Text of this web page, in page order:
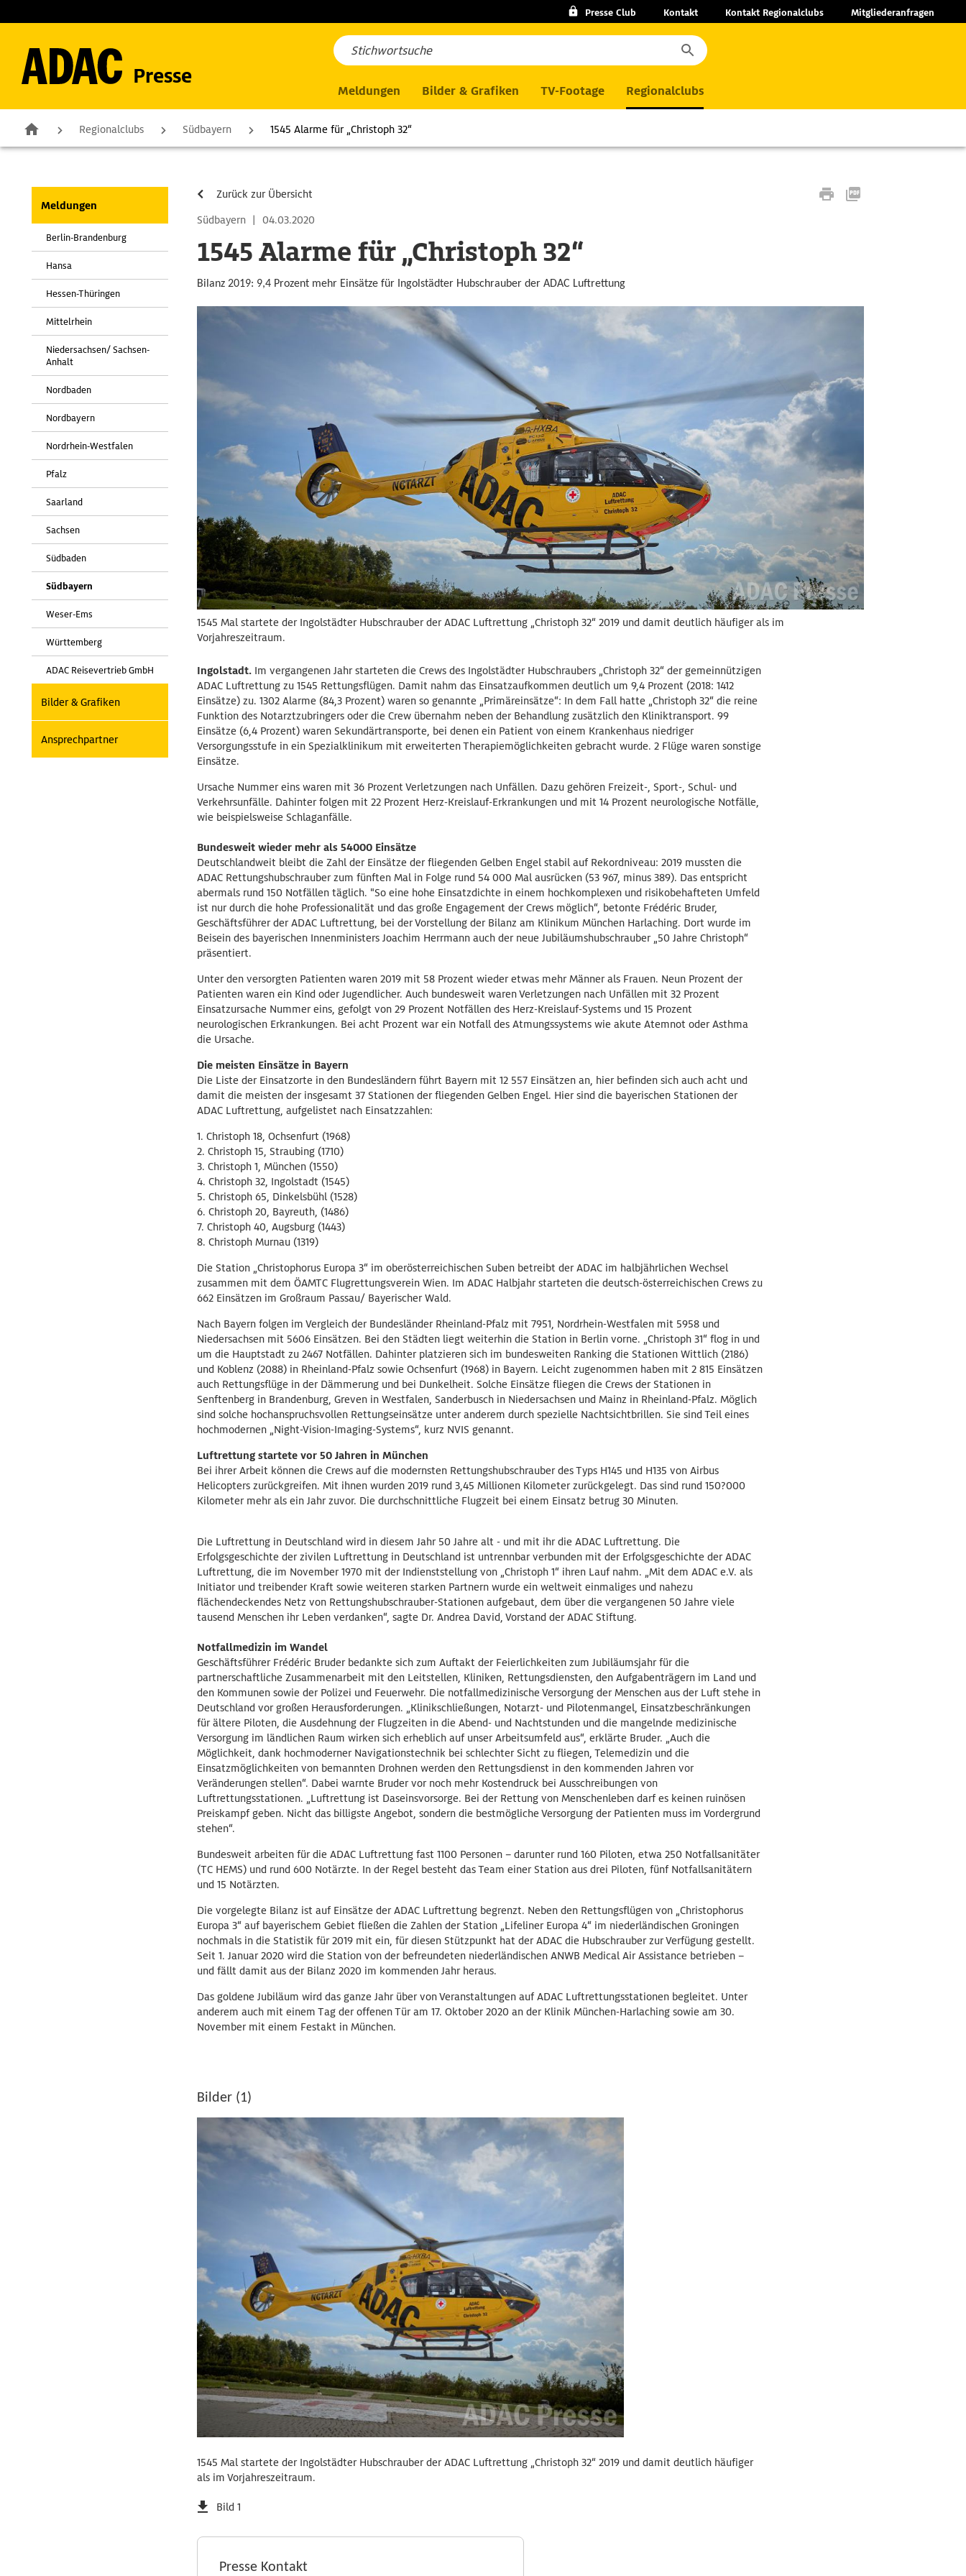
Presse Club Kontakt Kontakt Regionalclubs Mitgliederanfragen
Presse
Meldungen Bilder & Grafiken TV-Footage Regionalclubs
Regionalclubs Südbayern 1545 Alarme für „Christoph 32“
Meldungen
Berlin-Brandenburg
Hansa
Hessen-Thüringen
Mittelrhein
Niedersachsen/ Sachsen-
Anhalt
Nordbaden
Nordbayern
Nordrhein-Westfalen
Pfalz
Saarland
Sachsen
Südbaden
Südbayern
Weser-Ems
Württemberg
ADAC Reisevertrieb GmbH
Bilder & Grafiken
Ansprechpartner
Zurück zur Übersicht
Südbayern | 04.03.2020
1545 Alarme für „Christoph 32“
Bilanz 2019: 9,4 Prozent mehr Einsätze für Ingolstädter Hubschrauber der ADAC Luftrettung
1545 Mal startete der Ingolstädter Hubschrauber der ADAC Luftrettung „Christoph 32“ 2019 und damit deutlich häufiger als im
Vorjahreszeitraum.
Ingolstadt. Im vergangenen Jahr starteten die Crews des Ingolstädter Hubschraubers „Christoph 32“ der gemeinnützigen
ADAC Luftrettung zu 1545 Rettungsflügen. Damit nahm das Einsatzaufkommen deutlich um 9,4 Prozent (2018: 1412
Einsätze) zu. 1302 Alarme (84,3 Prozent) waren so genannte „Primäreinsätze“: In dem Fall hatte „Christoph 32“ die reine
Funktion des Notarztzubringers oder die Crew übernahm neben der Behandlung zusätzlich den Kliniktransport. 99
Einsätze (6,4 Prozent) waren Sekundärtransporte, bei denen ein Patient von einem Krankenhaus niedriger
Versorgungsstufe in ein Spezialklinikum mit erweiterten Therapiemöglichkeiten gebracht wurde. 2 Flüge waren sonstige
Einsätze.
Ursache Nummer eins waren mit 36 Prozent Verletzungen nach Unfällen. Dazu gehören Freizeit-, Sport-, Schul- und
Verkehrsunfälle. Dahinter folgen mit 22 Prozent Herz-Kreislauf-Erkrankungen und mit 14 Prozent neurologische Notfälle,
wie beispielsweise Schlaganfälle.
Bundesweit wieder mehr als 54000 Einsätze
Deutschlandweit bleibt die Zahl der Einsätze der fliegenden Gelben Engel stabil auf Rekordniveau: 2019 mussten die
ADAC Rettungshubschrauber zum fünften Mal in Folge rund 54 000 Mal ausrücken (53 967, minus 389). Das entspricht
abermals rund 150 Notfällen täglich. "So eine hohe Einsatzdichte in einem hochkomplexen und risikobehafteten Umfeld
ist nur durch die hohe Professionalität und das große Engagement der Crews möglich“, betonte Frédéric Bruder,
Geschäftsführer der ADAC Luftrettung, bei der Vorstellung der Bilanz am Klinikum München Harlaching. Dort wurde im
Beisein des bayerischen Innenministers Joachim Herrmann auch der neue Jubiläumshubschrauber „50 Jahre Christoph“
präsentiert.
Unter den versorgten Patienten waren 2019 mit 58 Prozent wieder etwas mehr Männer als Frauen. Neun Prozent der
Patienten waren ein Kind oder Jugendlicher. Auch bundesweit waren Verletzungen nach Unfällen mit 32 Prozent
Einsatzursache Nummer eins, gefolgt von 29 Prozent Notfällen des Herz-Kreislauf-Systems und 15 Prozent
neurologischen Erkrankungen. Bei acht Prozent war ein Notfall des Atmungssystems wie akute Atemnot oder Asthma
die Ursache.
Die meisten Einsätze in Bayern
Die Liste der Einsatzorte in den Bundesländern führt Bayern mit 12 557 Einsätzen an, hier befinden sich auch acht und
damit die meisten der insgesamt 37 Stationen der fliegenden Gelben Engel. Hier sind die bayerischen Stationen der
ADAC Luftrettung, aufgelistet nach Einsatzzahlen:
1. Christoph 18, Ochsenfurt (1968)
2. Christoph 15, Straubing (1710)
3. Christoph 1, München (1550)
4. Christoph 32, Ingolstadt (1545)
5. Christoph 65, Dinkelsbühl (1528)
6. Christoph 20, Bayreuth, (1486)
7. Christoph 40, Augsburg (1443)
8. Christoph Murnau (1319)
Die Station „Christophorus Europa 3“ im oberösterreichischen Suben betreibt der ADAC im halbjährlichen Wechsel
zusammen mit dem ÖAMTC Flugrettungsverein Wien. Im ADAC Halbjahr starteten die deutsch-österreichischen Crews zu
662 Einsätzen im Großraum Passau/ Bayerischer Wald.
Nach Bayern folgen im Vergleich der Bundesländer Rheinland-Pfalz mit 7951, Nordrhein-Westfalen mit 5958 und
Niedersachsen mit 5606 Einsätzen. Bei den Städten liegt weiterhin die Station in Berlin vorne. „Christoph 31“ flog in und
um die Hauptstadt zu 2467 Notfällen. Dahinter platzieren sich im bundesweiten Ranking die Stationen Wittlich (2186)
und Koblenz (2088) in Rheinland-Pfalz sowie Ochsenfurt (1968) in Bayern. Leicht zugenommen haben mit 2 815 Einsätzen
auch Rettungsflüge in der Dämmerung und bei Dunkelheit. Solche Einsätze fliegen die Crews der Stationen in
Senftenberg in Brandenburg, Greven in Westfalen, Sanderbusch in Niedersachsen und Mainz in Rheinland-Pfalz. Möglich
sind solche hochanspruchsvollen Rettungseinsätze unter anderem durch spezielle Nachtsichtbrillen. Sie sind Teil eines
hochmodernen „Night-Vision-Imaging-Systems“, kurz NVIS genannt.
Luftrettung startete vor 50 Jahren in München
Bei ihrer Arbeit können die Crews auf die modernsten Rettungshubschrauber des Typs H145 und H135 von Airbus
Helicopters zurückgreifen. Mit ihnen wurden 2019 rund 3,45 Millionen Kilometer zurückgelegt. Das sind rund 150?000
Kilometer mehr als ein Jahr zuvor. Die durchschnittliche Flugzeit bei einem Einsatz betrug 30 Minuten.
Die Luftrettung in Deutschland wird in diesem Jahr 50 Jahre alt - und mit ihr die ADAC Luftrettung. Die
Erfolgsgeschichte der zivilen Luftrettung in Deutschland ist untrennbar verbunden mit der Erfolgsgeschichte der ADAC
Luftrettung, die im November 1970 mit der Indienststellung von „Christoph 1“ ihren Lauf nahm. „Mit dem ADAC e.V. als
Initiator und treibender Kraft sowie weiteren starken Partnern wurde ein weltweit einmaliges und nahezu
flächendeckendes Netz von Rettungshubschrauber-Stationen aufgebaut, dem über die vergangenen 50 Jahre viele
tausend Menschen ihr Leben verdanken“, sagte Dr. Andrea David, Vorstand der ADAC Stiftung.
Notfallmedizin im Wandel
Geschäftsführer Frédéric Bruder bedankte sich zum Auftakt der Feierlichkeiten zum Jubiläumsjahr für die
partnerschaftliche Zusammenarbeit mit den Leitstellen, Kliniken, Rettungsdiensten, den Aufgabenträgern im Land und
den Kommunen sowie der Polizei und Feuerwehr. Die notfallmedizinische Versorgung der Menschen aus der Luft stehe in
Deutschland vor großen Herausforderungen. „Klinikschließungen, Notarzt- und Pilotenmangel, Einsatzbeschränkungen
für ältere Piloten, die Ausdehnung der Flugzeiten in die Abend- und Nachtstunden und die mangelnde medizinische
Versorgung im ländlichen Raum wirken sich erheblich auf unser Arbeitsumfeld aus“, erklärte Bruder. „Auch die
Möglichkeit, dank hochmoderner Navigationstechnik bei schlechter Sicht zu fliegen, Telemedizin und die
Einsatzmöglichkeiten von bemannten Drohnen werden den Rettungsdienst in den kommenden Jahren vor
Veränderungen stellen“. Dabei warnte Bruder vor noch mehr Kostendruck bei Ausschreibungen von
Luftrettungsstationen. „Luftrettung ist Daseinsvorsorge. Bei der Rettung von Menschenleben darf es keinen ruinösen
Preiskampf geben. Nicht das billigste Angebot, sondern die bestmögliche Versorgung der Patienten muss im Vordergrund
stehen“.
Bundesweit arbeiten für die ADAC Luftrettung fast 1100 Personen – darunter rund 160 Piloten, etwa 250 Notfallsanitäter
(TC HEMS) und rund 600 Notärzte. In der Regel besteht das Team einer Station aus drei Piloten, fünf Notfallsanitätern
und 15 Notärzten.
Die vorgelegte Bilanz ist auf Einsätze der ADAC Luftrettung begrenzt. Neben den Rettungsflügen von „Christophorus
Europa 3“ auf bayerischem Gebiet fließen die Zahlen der Station „Lifeliner Europa 4“ im niederländischen Groningen
nochmals in die Statistik für 2019 mit ein, für diesen Stützpunkt hat der ADAC die Hubschrauber zur Verfügung gestellt.
Seit 1. Januar 2020 wird die Station von der befreundeten niederländischen ANWB Medical Air Assistance betrieben –
und fällt damit aus der Bilanz 2020 im kommenden Jahr heraus.
Das goldene Jubiläum wird das ganze Jahr über von Veranstaltungen auf ADAC Luftrettungsstationen begleitet. Unter
anderem auch mit einem Tag der offenen Tür am 17. Oktober 2020 an der Klinik München-Harlaching sowie am 30.
November mit einem Festakt in München.
Bilder (1)
1545 Mal startete der Ingolstädter Hubschrauber der ADAC Luftrettung „Christoph 32“ 2019 und damit deutlich häufiger
als im Vorjahreszeitraum.
Bild 1
Presse Kontakt